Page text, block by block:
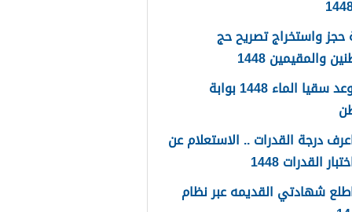
حجز واستخراج تصريح حج
والمقيمين 1448
حجز موعد سقيا الماء 1448 بوابة
درجة القدرات .. الاستعلام عن
القدرات 1448
شهادتي القديمه عبر نظام